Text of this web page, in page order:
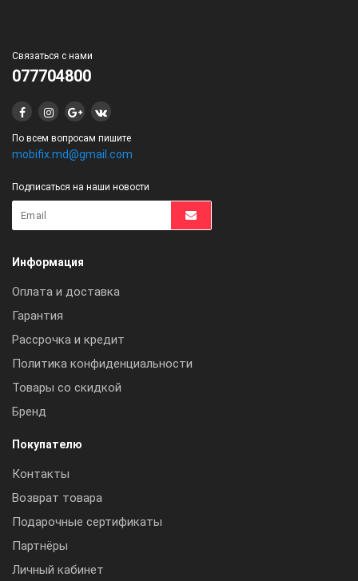
Связаться с нами
077704800
По всем вопросам пишите
mobifix.md@gmail.com
Подписаться на наши новости
Информация
Оплата и доставка
Гарантия
Рассрочка и кредит
Политика конфиденциальности
Товары со скидкой
Бренд
Покупателю
Контакты
Возврат товара
Подарочные сертификаты
Партнёры
Личный кабинет